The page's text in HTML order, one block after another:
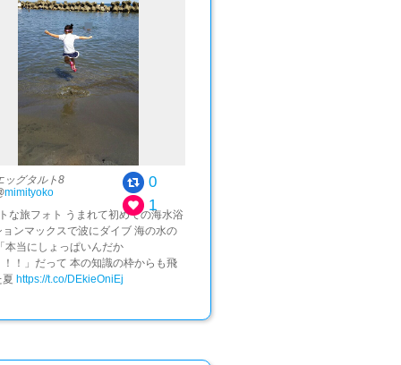
ッグタルト8
mimityoko
0
1
な旅フォト うまれて初めての海水浴
ョンマックスで波にダイブ 海の水の
本当にしょっぱいんだか
！！」だって 本の知識の枠からも飛
夏 https://t.co/DEkieOniEj